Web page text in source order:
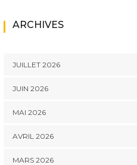
ARCHIVES
JUILLET 2026
JUIN 2026
MAI 2026
AVRIL 2026
MARS 2026